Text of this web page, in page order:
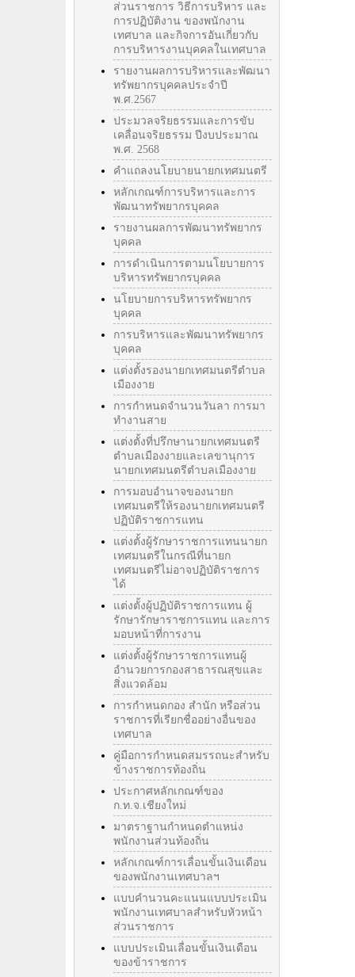
ส่วนราชการ วิธีการบริหาร และ
การปฏิบัติงาน ของพนักงาน
เทศบาล และกิจการอันเกี่ยวกับ
การบริหารงานบุคคลในเทศบาล
รายงานผลการบริหารและพัฒนา
ทรัพยากรบุคคลประจำปี
พ.ศ.2567
ประมวลจริยธรรมและการขับ
เคลื่อนจริยธรรม ปีงบประมาณ
พ.ศ. 2568
คำแถลงนโยบายนายกเทศมนตรี
หลักเกณฑ์การบริหารและการ
พัฒนาทรัพยากรบุคคล
รายงานผลการพัฒนาทรัพยากร
บุคคล
การดำเนินการตามนโยบายการ
บริหารทรัพยากรบุคคล
นโยบายการบริหารทรัพยากร
บุคคล
การบริหารและพัฒนาทรัพยากร
บุคคล
แต่งตั้งรองนายกเทศมนตรีตำบล
เมืองงาย
การกำหนดจำนวนวันลา การมา
ทำงานสาย
แต่งตั้งที่ปรึกษานายกเทศมนตรี
ตำบลเมืองงายและเลขานุการ
นายกเทศมนตรีตำบลเมืองงาย
การมอบอำนาจของนายก
เทศมนตรีให้รองนายกเทศมนตรี
ปฏิบัติราชการแทน
แต่งตั้งผู้รักษาราชการแทนนายก
เทศมนตรีในกรณีที่นายก
เทศมนตรีไม่อาจปฏิบัติราชการ
ได้
แต่งตั้งผู้ปฏิบัติราชการแทน ผู้
รักษารักษาราชการแทน และการ
มอบหน้าที่การงาน
แต่งตั้งผู้รักษาราชการแทนผู้
อำนวยการกองสาธารณสุขและ
สิ่งแวดล้อม
การกำหนดกอง สำนัก หรือส่วน
ราชการที่เรียกชื่ออย่างอื่นของ
เทศบาล
คู่มือการกำหนดสมรรถนะสำหรับ
ข้างราชการท้องถิ่น
ประกาศหลักเกณฑ์ของ
ก.ท.จ.เชียงใหม่
มาตราฐานกำหนดตำแหน่ง
พนักงานส่วนท้องถิ่น
หลักเกณฑ์การเลื่อนขั้นเงินเดือน
ของพนักงานเทศบาลฯ
แบบคำนวนคะแนนแบบประเมิน
พนักงานเทศบาลสำหรับหัวหน้า
ส่วนราชการ
แบบประเมินเลื่อนขั้นเงินเดือน
ของข้าราชการ